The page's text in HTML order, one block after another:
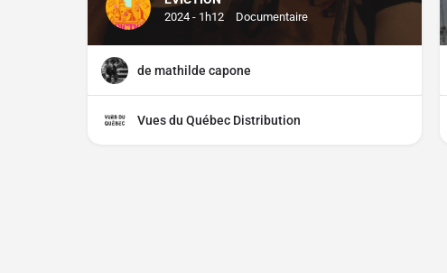
2024 - 1h12 Documentaire
de mathilde capone
Vues du Québec Distribution